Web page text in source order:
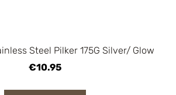
Steel Pilker 175G Silver/ Glow
€10.95